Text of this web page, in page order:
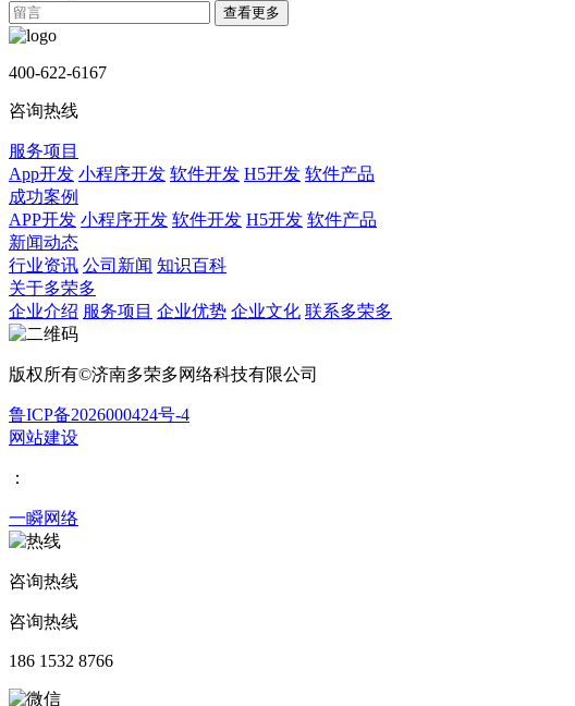
查看更多
400-622-6167
咨询热线
服务项目
App开发 小程序开发 软件开发 H5开发 软件产品
成功案例
APP开发 小程序开发 软件开发 H5开发 软件产品
新闻动态
行业资讯 公司新闻 知识百科
关于多荣多
企业介绍 服务项目 企业优势 企业文化 联系多荣多
版权所有©济南多荣多网络科技有限公司
鲁ICP备2026000424号-4
网站建设
：
一瞬网络
咨询热线
咨询热线
186 1532 8766